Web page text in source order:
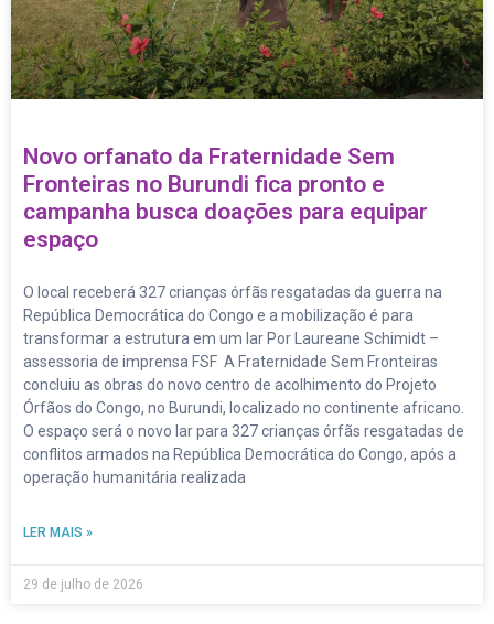
Novo orfanato da Fraternidade Sem
Fronteiras no Burundi fica pronto e
campanha busca doações para equipar
espaço
O local receberá 327 crianças órfãs resgatadas da guerra na
República Democrática do Congo e a mobilização é para
transformar a estrutura em um lar Por Laureane Schimidt –
assessoria de imprensa FSF A Fraternidade Sem Fronteiras
concluiu as obras do novo centro de acolhimento do Projeto
Órfãos do Congo, no Burundi, localizado no continente africano.
O espaço será o novo lar para 327 crianças órfãs resgatadas de
conflitos armados na República Democrática do Congo, após a
operação humanitária realizada
LER MAIS »
29 de julho de 2026